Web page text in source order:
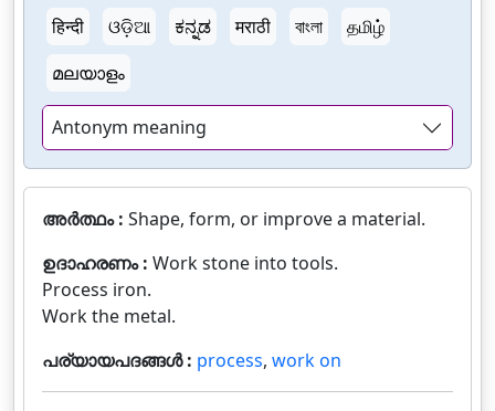
हिन्दी
ଓଡ଼ିଆ ಕನ್ನಡ मराठी বাংলা
தமிழ்
മലയാളം
Antonym meaning
അർത്ഥം : Shape, form, or improve a material.
ഉദാഹരണം : Work stone into tools.
Process iron.
Work the metal.
പര്യായപദങ്ങൾ : process, work on